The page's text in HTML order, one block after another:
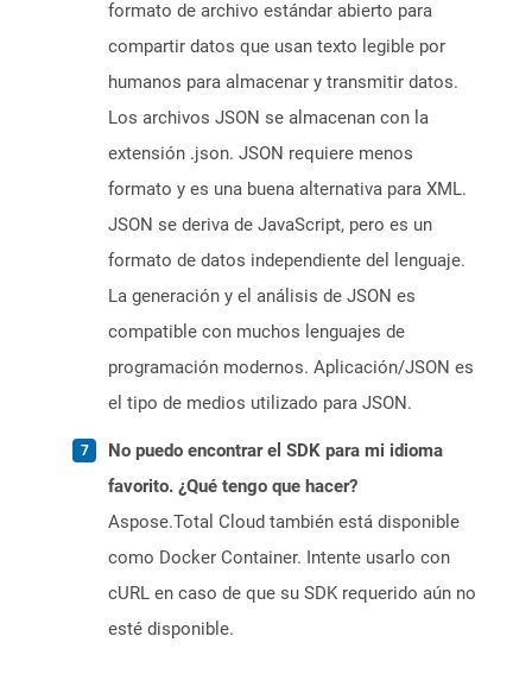
formato de archivo estándar abierto para
compartir datos que usan texto legible por
humanos para almacenar y transmitir datos.
Los archivos JSON se almacenan con la
extensión .json. JSON requiere menos
formato y es una buena alternativa para XML.
JSON se deriva de JavaScript, pero es un
formato de datos independiente del lenguaje.
La generación y el análisis de JSON es
compatible con muchos lenguajes de
programación modernos. Aplicación/JSON es
el tipo de medios utilizado para JSON.
No puedo encontrar el SDK para mi idioma
favorito. ¿Qué tengo que hacer?
Aspose.Total Cloud también está disponible
como Docker Container. Intente usarlo con
cURL en caso de que su SDK requerido aún no
esté disponible.